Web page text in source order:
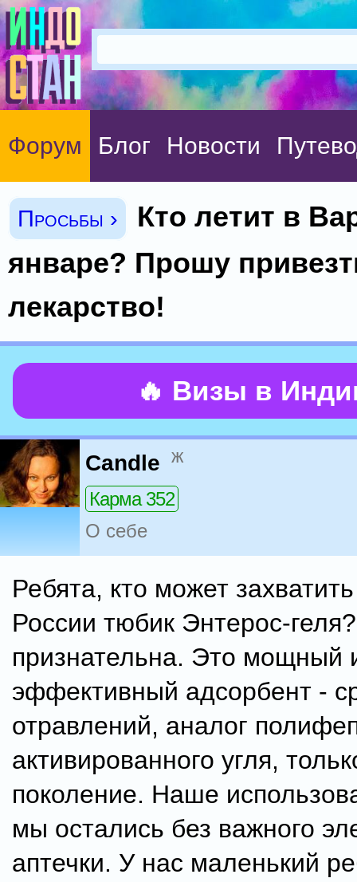
Форум Блог Новости
Просьбы ›
Кто летит в
январе? Прошу
лекарство!
🔥 Визы в
Candle ж
Карма 352
О себе
Ребята, кто может
России тюбик Энтерос-
признательна. Это мощный
эффективный адсорбент -
отравлений, аналог
активированного угля,
поколение. Наше
мы остались без важного
аптечки. У нас маленький